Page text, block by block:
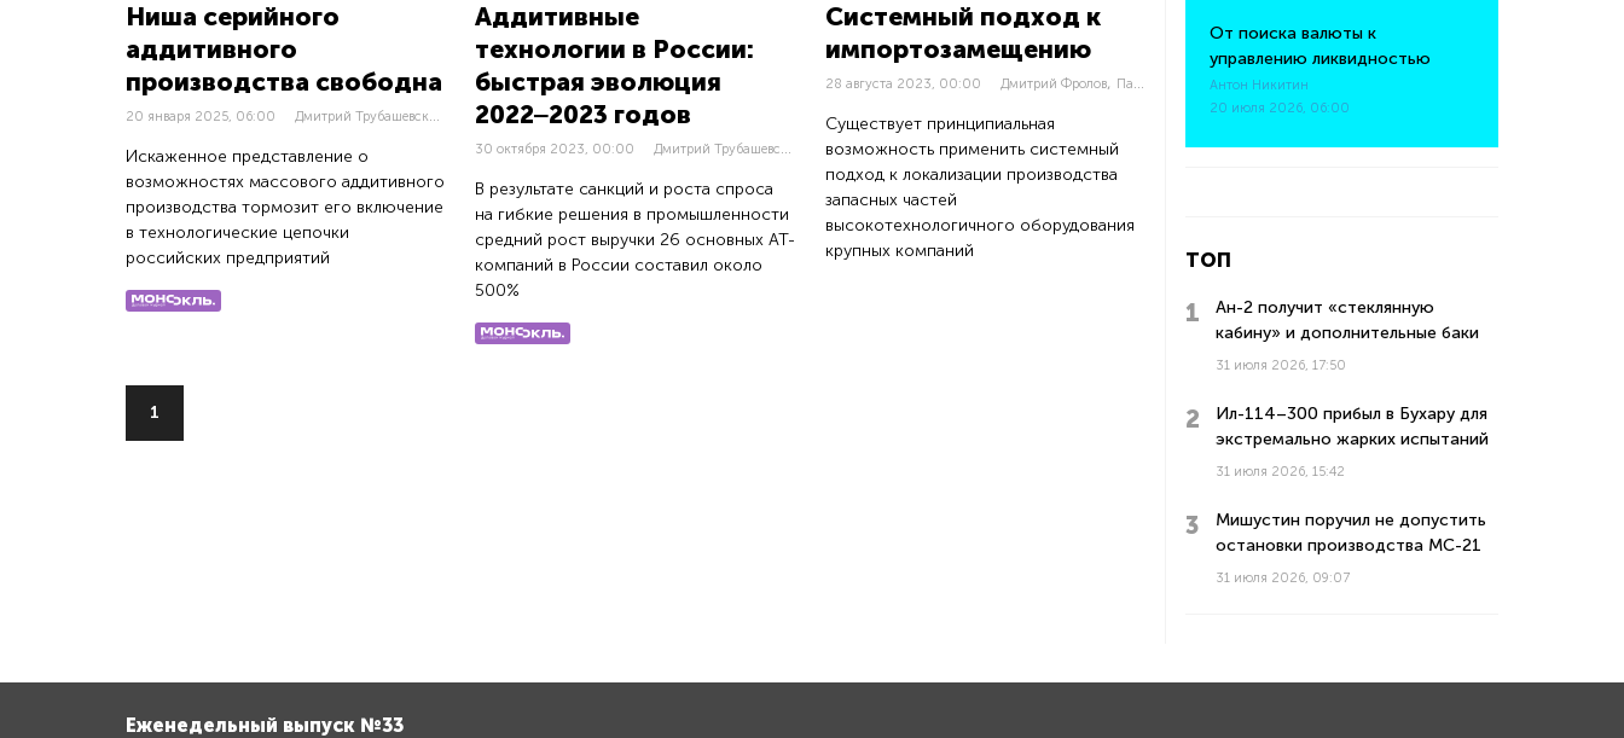
Ниша серийного
аддитивного
производства свободна
20 января 2025, 06:00 Д
митрий Трубашевский Павел Биленко
Искаженное представление о
возможностях массового аддитивного
производства тормозит его включение
в технологические цепочки
российских предприятий
Аддитивные
технологии в России:
быстрая эволюция
2022‒2023 годов
30 октября 2023, 00:00 Д
митрий Трубашевский Павел Биленко
В результате санкций и роста спроса
на гибкие решения в промышленности
средний рост выручки 26 основных АТ-
компаний в России составил около
500%
Системный подход к
импортозамещению
28 августа 2023, 00:00 Дмитрий Фролов, Павел Биленко ,Дмитрий Курлов
Существует принципиальная
возможность применить системный
подход к локализации производства
запасных частей
высокотехнологичного оборудования
крупных компаний
1
От поиска валюты к
управлению ликвидностью
Антон Никитин
20 июля 2026, 06:00
ТОП
Ан-2 получит «стеклянную
кабину» и дополнительные баки
31 июля 2026, 17:50
Ил-114–300 прибыл в Бухару для
экстремально жарких испытаний
31 июля 2026, 15:42
Мишустин поручил не допустить
остановки производства МС-21
31 июля 2026, 09:07
Еженедельный выпуск №33